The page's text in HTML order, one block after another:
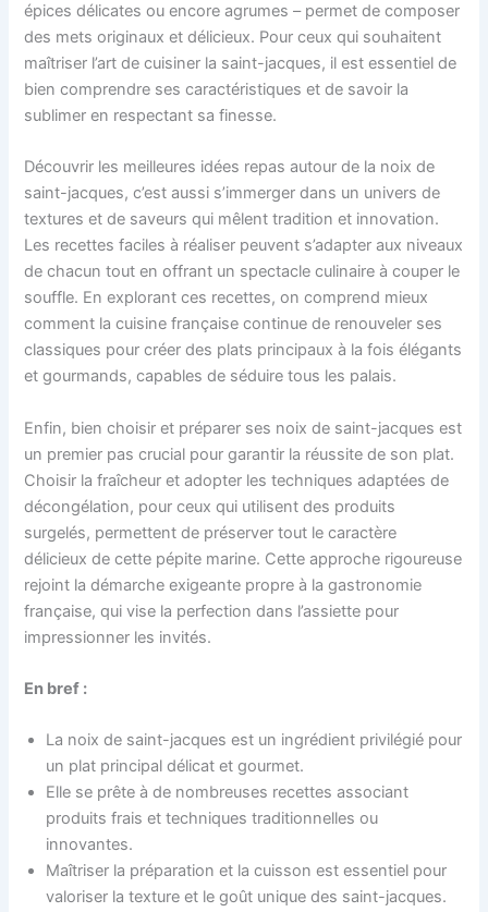
épices délicates ou encore agrumes – permet de composer
des mets originaux et délicieux. Pour ceux qui souhaitent
maîtriser l’art de cuisiner la saint-jacques, il est essentiel de
bien comprendre ses caractéristiques et de savoir la
sublimer en respectant sa finesse.
Découvrir les meilleures idées repas autour de la noix de
saint-jacques, c’est aussi s’immerger dans un univers de
textures et de saveurs qui mêlent tradition et innovation.
Les recettes faciles à réaliser peuvent s’adapter aux niveaux
de chacun tout en offrant un spectacle culinaire à couper le
souffle. En explorant ces recettes, on comprend mieux
comment la cuisine française continue de renouveler ses
classiques pour créer des plats principaux à la fois élégants
et gourmands, capables de séduire tous les palais.
Enfin, bien choisir et préparer ses noix de saint-jacques est
un premier pas crucial pour garantir la réussite de son plat.
Choisir la fraîcheur et adopter les techniques adaptées de
décongélation, pour ceux qui utilisent des produits
surgelés, permettent de préserver tout le caractère
délicieux de cette pépite marine. Cette approche rigoureuse
rejoint la démarche exigeante propre à la gastronomie
française, qui vise la perfection dans l’assiette pour
impressionner les invités.
En bref :
La noix de saint-jacques est un ingrédient privilégié pour
un plat principal délicat et gourmet.
Elle se prête à de nombreuses recettes associant
produits frais et techniques traditionnelles ou
innovantes.
Maîtriser la préparation et la cuisson est essentiel pour
valoriser la texture et le goût unique des saint-jacques.